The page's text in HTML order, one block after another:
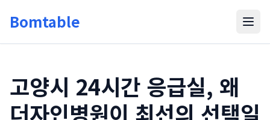
Bomtable
고양시 24시간 응급실, 왜
더자인병원이 최선의 선택일